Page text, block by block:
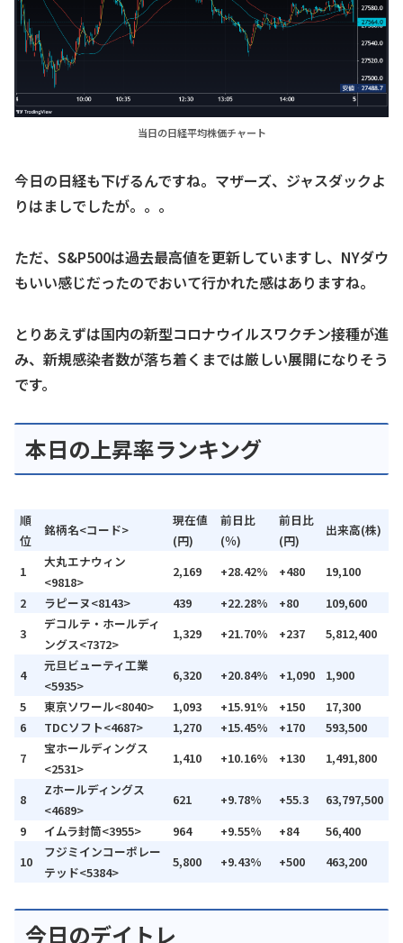
当日の日経平均株価チャート
今日の日経も下げるんですね。マザーズ、ジャスダックよ
りはましでしたが。。。
ただ、S&P500は過去最高値を更新していますし、NYダウ
もいい感じだったのでおいて行かれた感はありますね。
とりあえずは国内の新型コロナウイルスワクチン接種が進
み、新規感染者数が落ち着くまでは厳しい展開になりそう
です。
本日の上昇率ランキング
順
位
銘柄名<コード>
現在値
(円)
前日比
(％)
前日比
(円)
出来高(株)
1
大丸エナウィン
<9818>
2,169 +28.42% +480
19,100
2
ラピーヌ<8143> 439 +22.28% +80
109,600
3
デコルテ・ホールディ
ングス<7372>
1,329 +21.70% +237 5,812,400
4
元旦ビューティ工業
<5935>
6,320 +20.84% +1,090
1,900
5
東京ソワール<8040> 1,093 +15.91% +150
17,300
6
TDCソフト<4687> 1,270 +15.45% +170
593,500
7
宝ホールディングス
<2531>
1,410 +10.16% +130 1,491,800
8
Zホールディングス
<4689>
621 +9.78% +55.3
63,797,500
9
イムラ封筒<3955> 964 +9.55% +84
56,400
10
フジミインコーポレー
テッド<5384>
5,800 +9.43% +500 463,200
今日のデイトレ